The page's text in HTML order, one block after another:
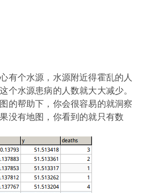
有个水源，水源附近得霍乱的人
个水源患病的人数就大大减少。
的帮助下，你会很容易的就洞察
没有地图，你看到的就只有数